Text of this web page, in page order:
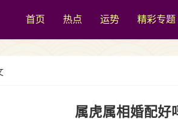
首页 热点 运势 精彩专题
属虎属相婚配好